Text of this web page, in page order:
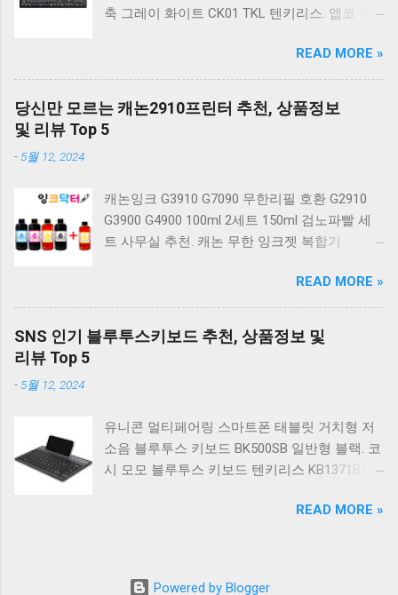
축 그레이 화이트 CK01 TKL 텐키리스. 앱코 축
랙 K560 일반형. 앱코 K517 레트로 기계식 게이
밍 유선키보드 갈축 일반형 레트로 베이지. 체리
키보드 G803000S TKL RGB 게이밍 텐키리스 기
계식 키보드 4종 축 선택 저소음적축 블랙. 체리
베이지 K517 Retro. COX CK01 교체축 사이드
RGB 게이밍 기계식 키보드 네이비 CK01NV적축
일반형. 체리키보드 XTRFY MX BOARD 3.1 RGB
COX 기계식 게이밍 키보드 갈축 그레이 화이트
CK01 TKL 텐키리스 기계식키보드 구매를 고려
하실 때, 추가 할인 혜택을 놓치지 마세요. 다양
정이 많이 어려우시죠? 특히 기계식키보드 같은
상품을 고를 때는 더 고민이 많을 수 밖에 없습
니다. 다양한 상품들을 상세스펙 과 가격 을 꼼
READ MORE »
당신만 모르는 캐논2910프린터 추천, 상품정보
및 리뷰 Top 5
- 5월 12, 2024
캐논잉크 G3910 G7090 무한리필 호환 G2910
G3900 G4900 100ml 2세트 150ml 검노파빨 세
트 사무실 추천. 캐논 무한 잉크젯 복합기
논 PIXMA G2910 잉크포함 정품 무한복합기 컬
러 잉크젯복합기 가정용프린터 상세정보참조.
캐논 G시리즈 프린터 정품 헤드 카트리지
G1900 G2900 G3900 G4900 G2910 G3910
G4902 G4910 G4911 리필 잉크 1개 GI990
500ml 4색세트. 캐논 빌트인 정품무한 복합기
G2910 정품잉크 포함충전잉크4색 추가증정. 캐
잉크 4색세트 G3910 G3900 G2900 G4900
합기 G6091 캐논2910프린터 구매를 고려하실
READ MORE »
SNS 인기 블루투스키보드 추천, 상품정보 및
리뷰 Top 5
- 5월 12, 2024
유니콘 멀티페어링 스마트폰 태블릿 거치형 저
소음 블루투스 키보드 BK500SB 일반형 블랙. 코
시 모모 블루투스 키보드 텐키리스 KB1371BT
K380S. 로지텍 무선키보드 텐키리스 스모키 블
이식 블루투스 키보드 OABTKBDA 퓨어 화이트.
READ MORE »
Powered by Blogger